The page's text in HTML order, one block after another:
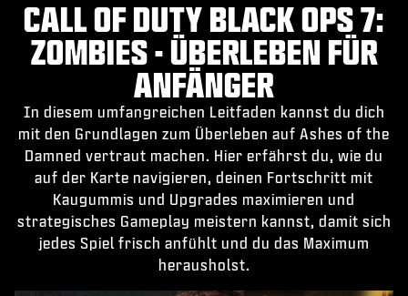
CALL OF DUTY BLACK OPS 7:
ZOMBIES - ÜBERLEBEN FÜR
ANFÄNGER
In diesem umfangreichen Leitfaden kannst du dich
mit den Grundlagen zum Überleben auf Ashes of the
Damned vertraut machen. Hier erfährst du, wie du
auf der Karte navigieren, deinen Fortschritt mit
Kaugummis und Upgrades maximieren und
strategisches Gameplay meistern kannst, damit sich
jedes Spiel frisch anfühlt und du das Maximum
herausholst.